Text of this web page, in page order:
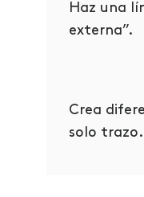
Haz una
externa”.
Crea
solo trazo.